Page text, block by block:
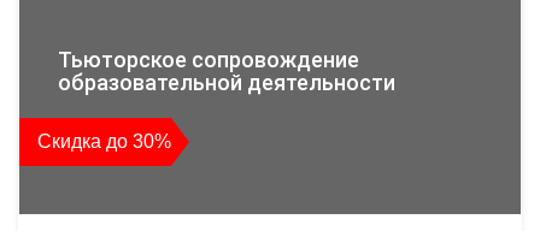
повышения
квалификации
и
профессиональной
Тьюторское сопровождение
образовательной деятельности
Скидка до 30%